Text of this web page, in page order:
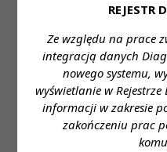
REJESTR
Ze względu na prace
integracją danych
nowego systemu,
wyświetlanie w
informacji w zakresie
zakończeniu prac
liczne możliwości
Zakres obowiązków:
- organizacja pracy
- nadzór nad
analitycznego oraz
sprzętu pomiarowego
- nadzór nad